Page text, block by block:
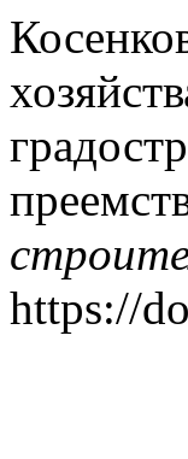
https://